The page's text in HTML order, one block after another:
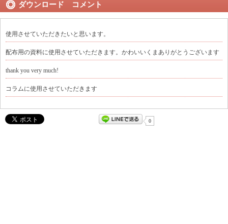
ダウンロード コメント
使用させていただきたいと思います。
配布用の資料に使用させていただきます。かわいいくまありがとうございます
thank you very much!
コラムに使用させていただきます
0